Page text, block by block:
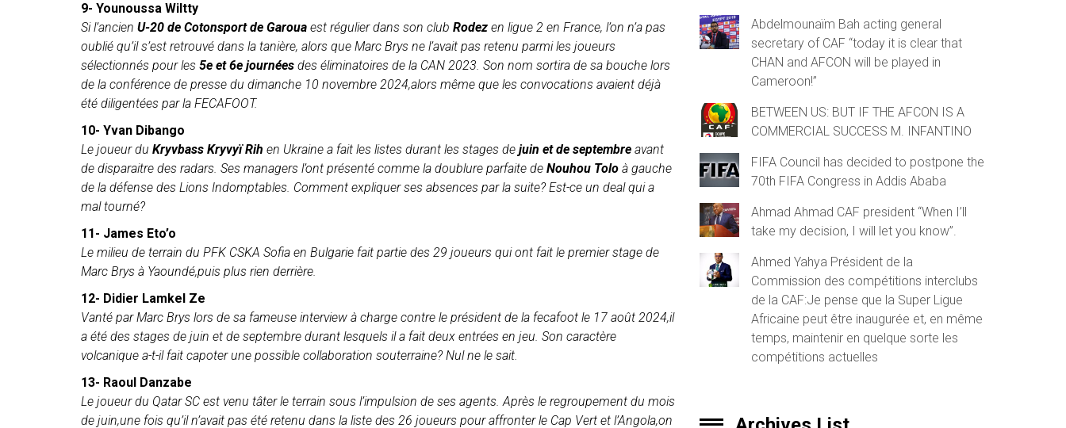
9- Younoussa Wiltty
Si l’ancien U-20 de Cotonsport de Garoua est régulier dans son club Rodez en ligue 2 en France, l’on n’a pas
oublié qu’il s’est retrouvé dans la tanière, alors que Marc Brys ne l’avait pas retenu parmi les joueurs
sélectionnés pour les 5e et 6e journées des éliminatoires de la CAN 2023. Son nom sortira de sa bouche lors
de la conférence de presse du dimanche 10 novembre 2024,alors même que les convocations avaient déjà
été diligentées par la FECAFOOT.
10- Yvan Dibango
Le joueur du Kryvbass Kryvyï Rih en Ukraine a fait les listes durant les stages de juin et de septembre avant
de disparaitre des radars. Ses managers l’ont présenté comme la doublure parfaite de Nouhou Tolo à gauche
de la défense des Lions Indomptables. Comment expliquer ses absences par la suite? Est-ce un deal qui a
mal tourné?
11- James Eto’o
Le milieu de terrain du PFK CSKA Sofia en Bulgarie fait partie des 29 joueurs qui ont fait le premier stage de
Marc Brys à Yaoundé,puis plus rien derrière.
12- Didier Lamkel Ze
Vanté par Marc Brys lors de sa fameuse interview à charge contre le président de la fecafoot le 17 août 2024,il
a été des stages de juin et de septembre durant lesquels il a fait deux entrées en jeu. Son caractère
volcanique a-t-il fait capoter une possible collaboration souterraine? Nul ne le sait.
13- Raoul Danzabe
Le joueur du Qatar SC est venu tâter le terrain sous l’impulsion de ses agents. Après le regroupement du mois
de juin,une fois qu’il n’avait pas été retenu dans la liste des 26 joueurs pour affronter le Cap Vert et l’Angola,on
Abdelmounaïm Bah acting general
secretary of CAF “today it is clear that
CHAN and AFCON will be played in
Cameroon!”
BETWEEN US: BUT IF THE AFCON IS A
COMMERCIAL SUCCESS M. INFANTINO
FIFA Council has decided to postpone the
70th FIFA Congress in Addis Ababa
Ahmad Ahmad CAF president “When I’ll
take my decision, I will let you know”.
Ahmed Yahya Président de la
Commission des compétitions interclubs
de la CAF:Je pense que la Super Ligue
Africaine peut être inaugurée et, en même
temps, maintenir en quelque sorte les
compétitions actuelles